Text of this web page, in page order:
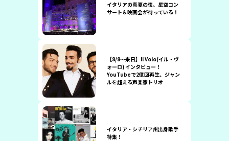
イタリアの真夏の夜、星空コン
サート＆映画会が待っている！
【8/8〜来日】Il Volo(イル・ヴ
ォーロ) インタビュー！
YouTubeで2億回再生、ジャン
ルを超える声楽家トリオ
イタリア・シチリア州出身歌手
特集！